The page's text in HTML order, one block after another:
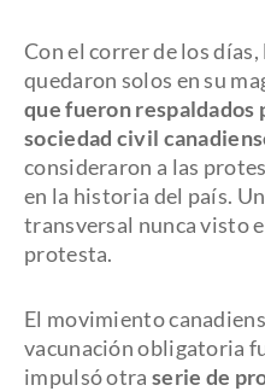
Con el correr de los
quedaron solos en su
que fueron respaldados
sociedad civil
consideraron a las
en la historia del país.
transversal nunca visto
protesta.
El movimiento
vacunación obligatoria
impulsó otra serie de